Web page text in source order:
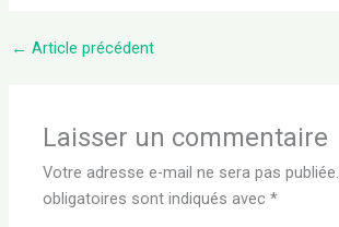
← Article précédent
Laisser un commentaire
Votre adresse e-mail ne sera pas publiée.
obligatoires sont indiqués avec*